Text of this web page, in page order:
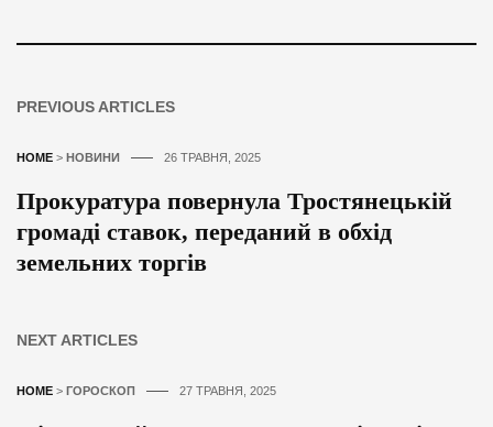
PREVIOUS ARTICLES
HOME > НОВИНИ 26 ТРАВНЯ, 2025
Прокуратура повернула Тростянецькій
громаді ставок, переданий в обхід
земельних торгів
NEXT ARTICLES
HOME > ГОРОСКОП 27 ТРАВНЯ, 2025